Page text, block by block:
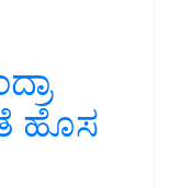
ಹೊಸ